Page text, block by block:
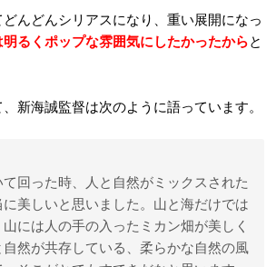
んどんシリアスになり、重い展開になっ
明るくポップな雰囲気にしたかったから と
新海誠監督は次のように語っています。
回った時、人と自然がミックスされた
に美しいと思いました。山と海だけでは
には人の手の入ったミカン畑が美しく
然が共存している、柔らかな自然の風